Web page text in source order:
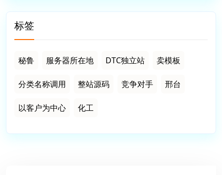
标签
秘鲁 服务器所在地 DTC独立站 卖模板
分类名称调用 整站源码 竞争对手 邢台
以客户为中心 化工